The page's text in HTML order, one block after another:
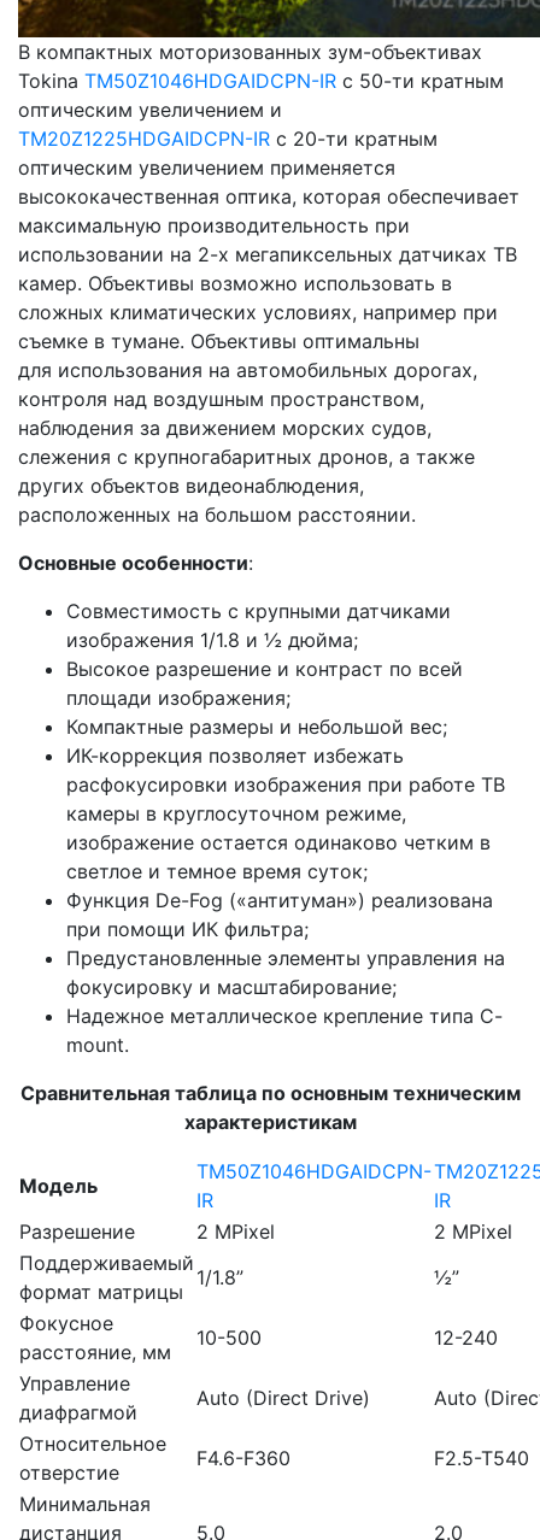
В компактных моторизованных зум-объективах
Tokina TM50Z1046HDGAIDCPN-IR с 50-ти кратным
оптическим увеличением и
TM20Z1225HDGAIDCPN-IR с 20-ти кратным
оптическим увеличением применяется
высококачественная оптика, которая обеспечивает
максимальную производительность при
использовании на 2-х мегапиксельных датчиках ТВ
камер. Объективы возможно использовать в
сложных климатических условиях, например при
съемке в тумане. Объективы оптимальны
для использования на автомобильных дорогах,
контроля над воздушным пространством,
наблюдения за движением морских судов,
слежения с крупногабаритных дронов, а также
других объектов видеонаблюдения,
расположенных на большом расстоянии.
Основные особенности:
Совместимость с крупными датчиками
изображения 1/1.8 и ½ дюйма;
Высокое разрешение и контраст по всей
площади изображения;
Компактные размеры и небольшой вес;
ИК-коррекция позволяет избежать
расфокусировки изображения при работе ТВ
камеры в круглосуточном режиме,
изображение остается одинаково четким в
светлое и темное время суток;
Функция De-Fog («антитуман») реализована
при помощи ИК фильтра;
Предустановленные элементы управления на
фокусировку и масштабирование;
Надежное металлическое крепление типа C-
mount.
Сравнительная таблица по основным техническим
характеристикам
Модель
TM50Z1046HDGAIDCPN-
IR
IR
Разрешение
2 MPixel
2 MPixel
Поддерживаемый
формат матрицы
1/1.8”
½”
Фокусное
расстояние, мм
10-500
12-240
Управление
диафрагмой
Auto (Direct Drive)
Auto
Относительное
отверстие
F4.6-F360
F2.5-T540
Минимальная
дистанция
5.0 2.0